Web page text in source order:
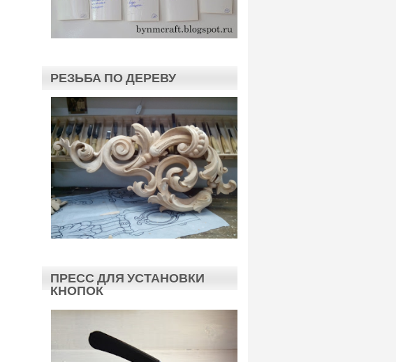
РЕЗЬБА ПО ДЕРЕВУ
ПРЕСС ДЛЯ УСТАНОВКИ
КНОПОК